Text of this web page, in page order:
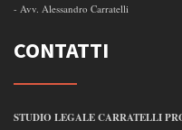
- Avv. Alessandro Carratelli
CONTATTI
STUDIO LEGALE CARRATELLI